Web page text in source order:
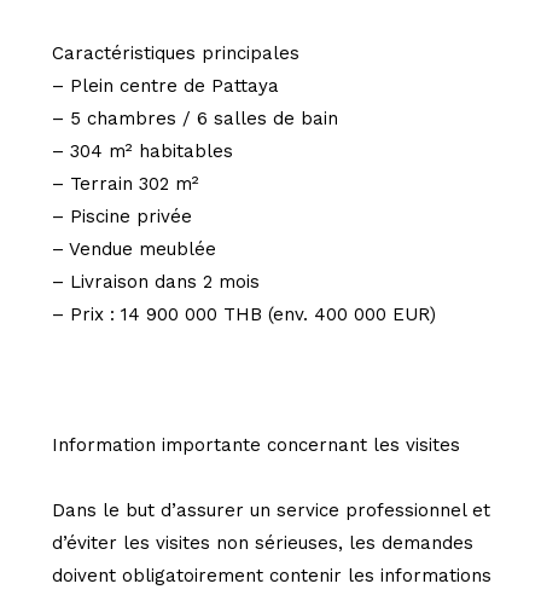
Caractéristiques principales
– Plein centre de Pattaya
– 5 chambres / 6 salles de bain
– 304 m² habitables
– Terrain 302 m²
– Piscine privée
– Vendue meublée
– Livraison dans 2 mois
– Prix : 14 900 000 THB (env. 400 000 EUR)
Information importante concernant les visites
Dans le but d’assurer un service professionnel et
d’éviter les visites non sérieuses, les demandes
doivent obligatoirement contenir les informations